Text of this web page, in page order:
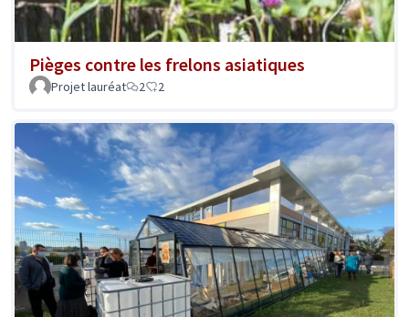
Pièges contre les frelons asiatiques
Projet lauréat 2 2